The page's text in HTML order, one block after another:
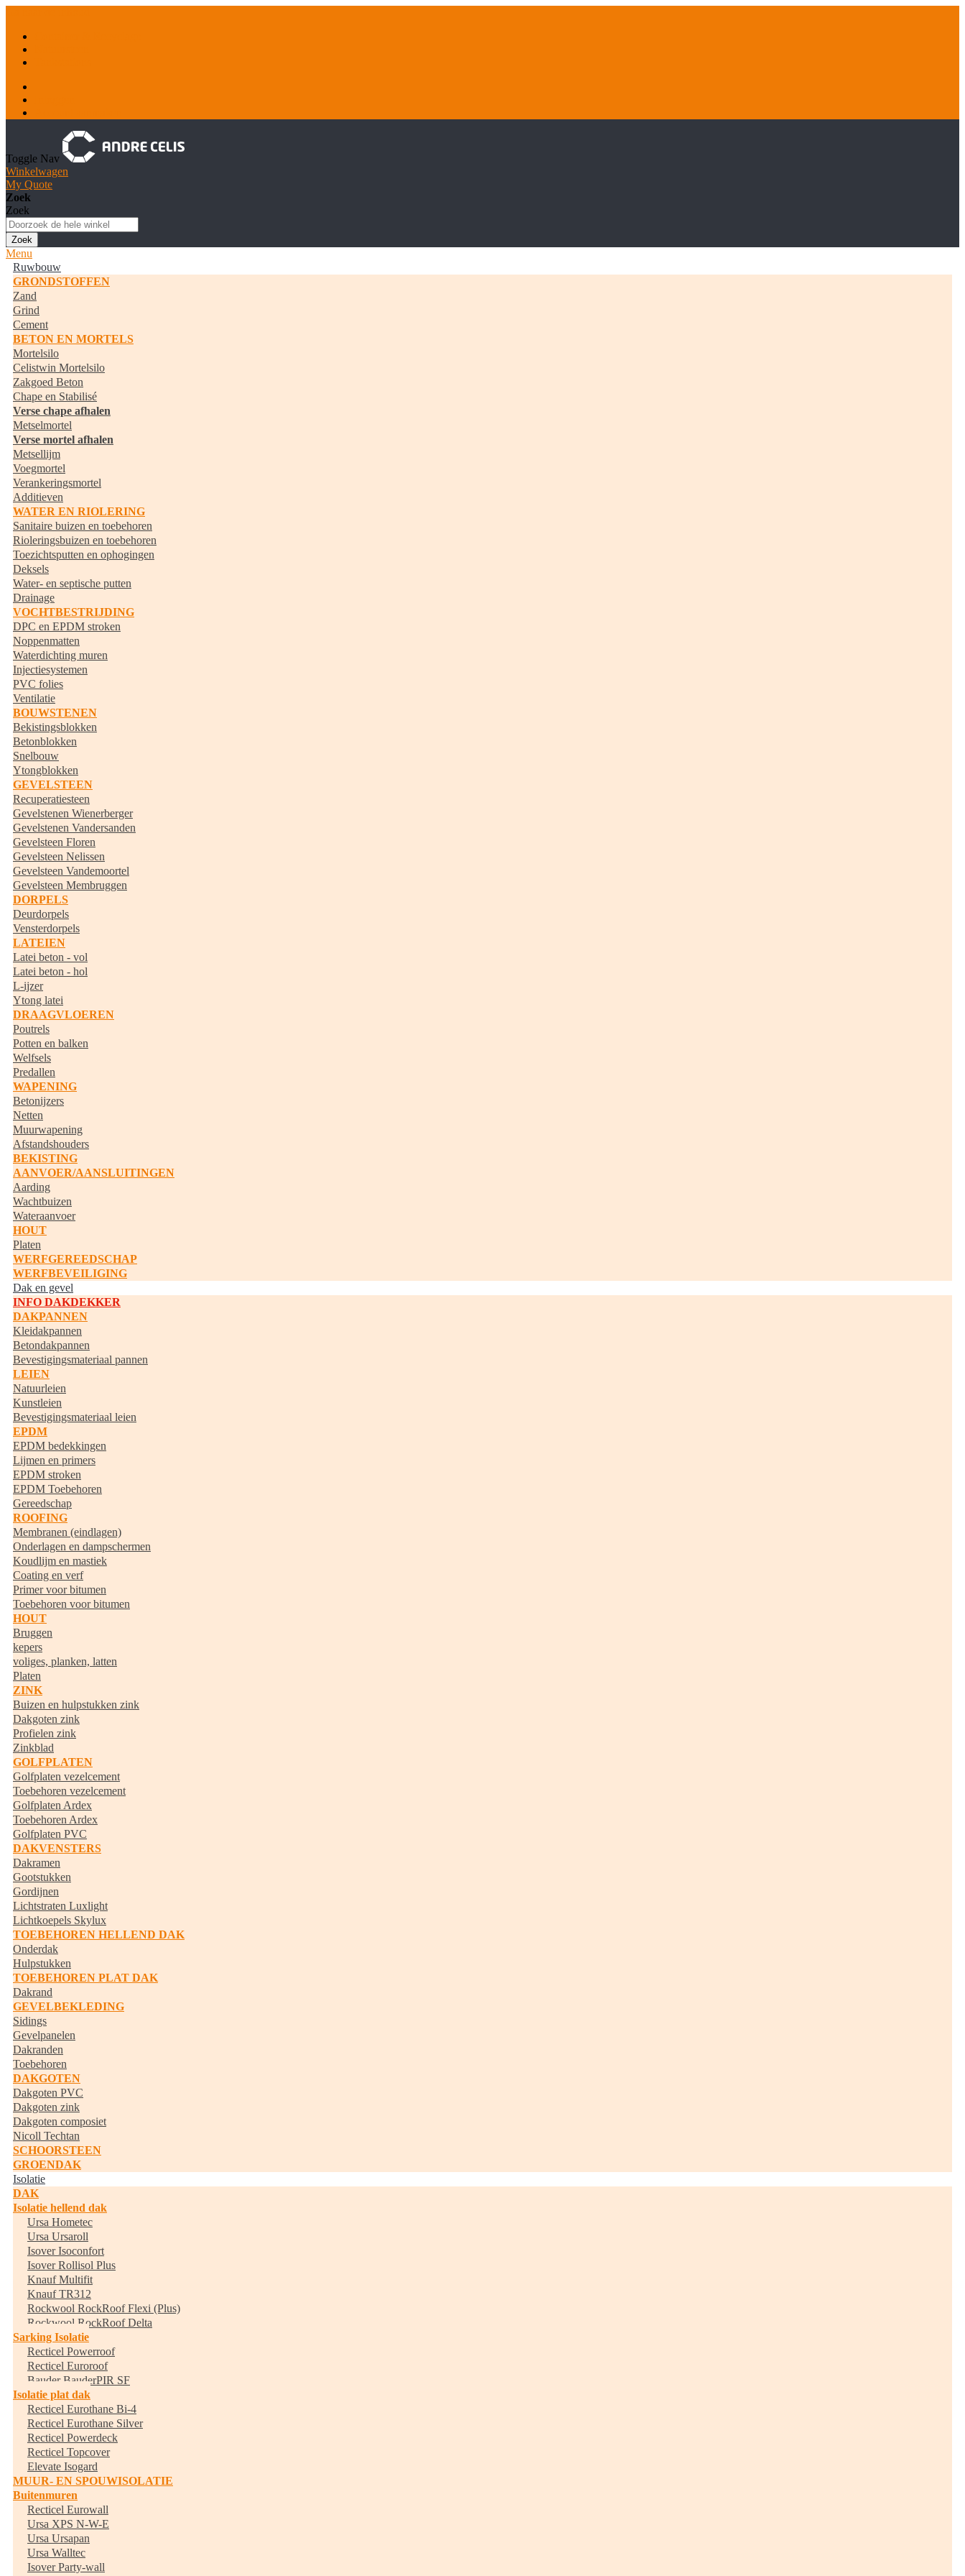
Toggle Nav
Winkelwagen
My Quote
Zoek
Zoek
Zoek
Menu
Ruwbouw
GRONDSTOFFEN
Zand
Grind
Cement
BETON EN MORTELS
Mortelsilo
Celistwin Mortelsilo
Zakgoed Beton
Chape en Stabilisé
Verse chape afhalen
Metselmortel
Verse mortel afhalen
Metsellijm
Voegmortel
Verankeringsmortel
Additieven
WATER EN RIOLERING
Sanitaire buizen en toebehoren
Rioleringsbuizen en toebehoren
Toezichtsputten en ophogingen
Deksels
Water- en septische putten
Drainage
VOCHTBESTRIJDING
DPC en EPDM stroken
Noppenmatten
Waterdichting muren
Injectiesystemen
PVC folies
Ventilatie
BOUWSTENEN
Bekistingsblokken
Betonblokken
Snelbouw
Ytongblokken
GEVELSTEEN
Recuperatiesteen
Gevelstenen Wienerberger
Gevelstenen Vandersanden
Gevelsteen Floren
Gevelsteen Nelissen
Gevelsteen Vandemoortel
Gevelsteen Membruggen
DORPELS
Deurdorpels
Vensterdorpels
LATEIEN
Latei beton - vol
Latei beton - hol
L-ijzer
Ytong latei
DRAAGVLOEREN
Poutrels
Potten en balken
Welfsels
Predallen
WAPENING
Betonijzers
Netten
Muurwapening
Afstandshouders
BEKISTING
AANVOER/AANSLUITINGEN
Aarding
Wachtbuizen
Wateraanvoer
HOUT
Platen
WERFGEREEDSCHAP
WERFBEVEILIGING
Dak en gevel
INFO DAKDEKKER
DAKPANNEN
Kleidakpannen
Betondakpannen
Bevestigingsmateriaal pannen
LEIEN
Natuurleien
Kunstleien
Bevestigingsmateriaal leien
EPDM
EPDM bedekkingen
Lijmen en primers
EPDM stroken
EPDM Toebehoren
Gereedschap
ROOFING
Membranen (eindlagen)
Onderlagen en dampschermen
Koudlijm en mastiek
Coating en verf
Primer voor bitumen
Toebehoren voor bitumen
HOUT
Bruggen
kepers
voliges, planken, latten
Platen
ZINK
Buizen en hulpstukken zink
Dakgoten zink
Profielen zink
Zinkblad
GOLFPLATEN
Golfplaten vezelcement
Toebehoren vezelcement
Golfplaten Ardex
Toebehoren Ardex
Golfplaten PVC
DAKVENSTERS
Dakramen
Gootstukken
Gordijnen
Lichtstraten Luxlight
Lichtkoepels Skylux
TOEBEHOREN HELLEND DAK
Onderdak
Hulpstukken
TOEBEHOREN PLAT DAK
Dakrand
GEVELBEKLEDING
Sidings
Gevelpanelen
Dakranden
Toebehoren
DAKGOTEN
Dakgoten PVC
Dakgoten zink
Dakgoten composiet
Nicoll Techtan
SCHOORSTEEN
GROENDAK
Isolatie
DAK
Isolatie hellend dak
Ursa Hometec
Ursa Ursaroll
Isover Isoconfort
Isover Rollisol Plus
Knauf Multifit
Knauf TR312
Rockwool RockRoof Flexi (Plus)
Rockwool RockRoof Delta
Sarking Isolatie
Recticel Powerroof
Recticel Euroroof
Bauder BauderPIR SF
Isolatie plat dak
Recticel Eurothane Bi-4
Recticel Eurothane Silver
Recticel Powerdeck
Recticel Topcover
Elevate Isogard
MUUR- EN SPOUWISOLATIE
Buitenmuren
Recticel Eurowall
Ursa XPS N-W-E
Ursa Ursapan
Ursa Walltec
Isover Party-wall